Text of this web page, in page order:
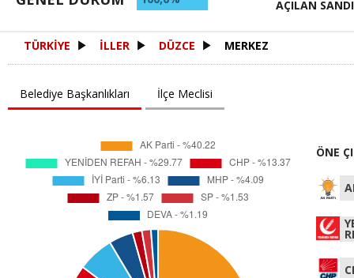
AÇILAN
TÜRKİYE İLLER DÜZCE MERKEZ
Belediye Başkanlıkları İlçe Meclisi
ÖNE